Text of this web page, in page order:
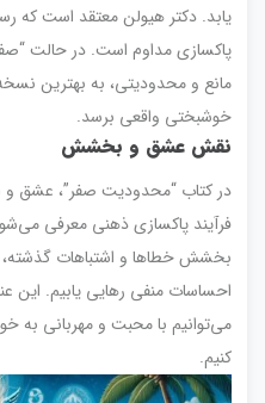
یابد. دکتر هیولن معتقد است که
پاکسازی مداوم است. در حالت
مانع و محدودیتی، به بهترین
خوشبختی واقعی برسد.
نقش عشق و بخشش
در کتاب “محدودیت صفر”، عشق
فرآیند پاکسازی ذهنی معرفی
بخشش خطاها و اشتباهات گذشته،
احساسات منفی رهایی یابیم. این
می‌توانیم با محبت و مهربانی به
کنیم.